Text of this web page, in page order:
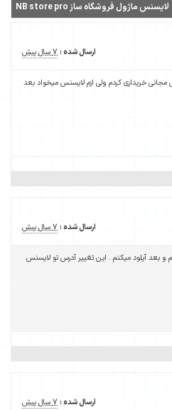
لایسنس ماژول فروشگاه ساز NB store pro
ارسال شده : 7 سال پیش
مجانی خریداری کردم ولی ازم لایسنس میخواد بعد
ارسال شده : 7 سال پیش
و بعد آپلود میکنم . این تغییر آدرس تو لایسنس
ارسال شده : 7 سال پیش